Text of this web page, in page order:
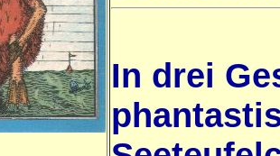
In drei